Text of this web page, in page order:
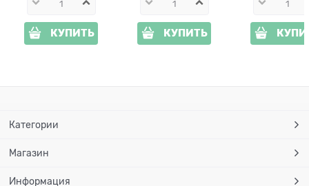
КУПИТЬ КУПИТЬ
Категории
Магазин
Информация